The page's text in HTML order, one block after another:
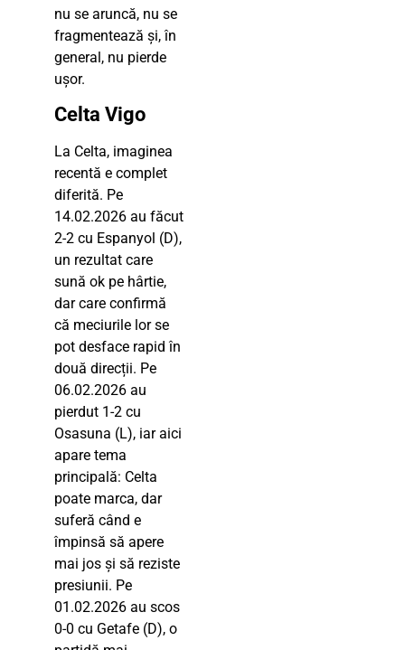
nu se aruncă, nu se
fragmentează și, în
general, nu pierde
ușor.
Celta Vigo
La Celta, imaginea
recentă e complet
diferită. Pe
14.02.2026 au făcut
2-2 cu Espanyol (D),
un rezultat care
sună ok pe hârtie,
dar care confirmă
că meciurile lor se
pot desface rapid în
două direcții. Pe
06.02.2026 au
pierdut 1-2 cu
Osasuna (L), iar aici
apare tema
principală: Celta
poate marca, dar
suferă când e
împinsă să apere
mai jos și să reziste
presiunii. Pe
01.02.2026 au scos
0-0 cu Getafe (D), o